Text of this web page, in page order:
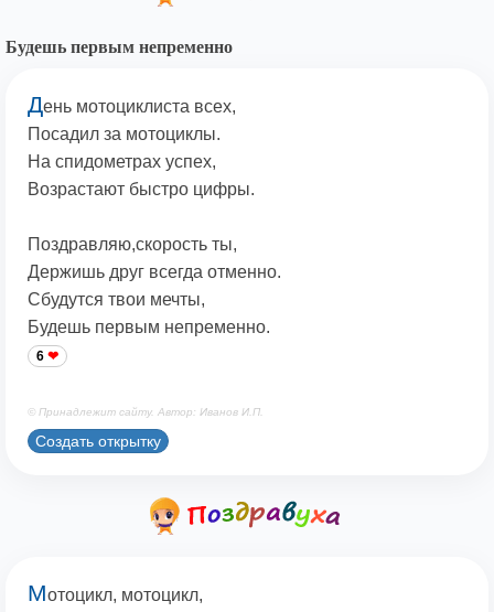
Будешь первым непременно
День мотоциклиста всех,
Посадил за мотоциклы.
На спидометрах успех,
Возрастают быстро цифры.
Поздравляю,скорость ты,
Держишь друг всегда отменно.
Сбудутся твои мечты,
Будешь первым непременно.
6
© Принадлежит сайту. Автор: Иванов И.П.
Создать открытку
Мотоцикл, мотоцикл,